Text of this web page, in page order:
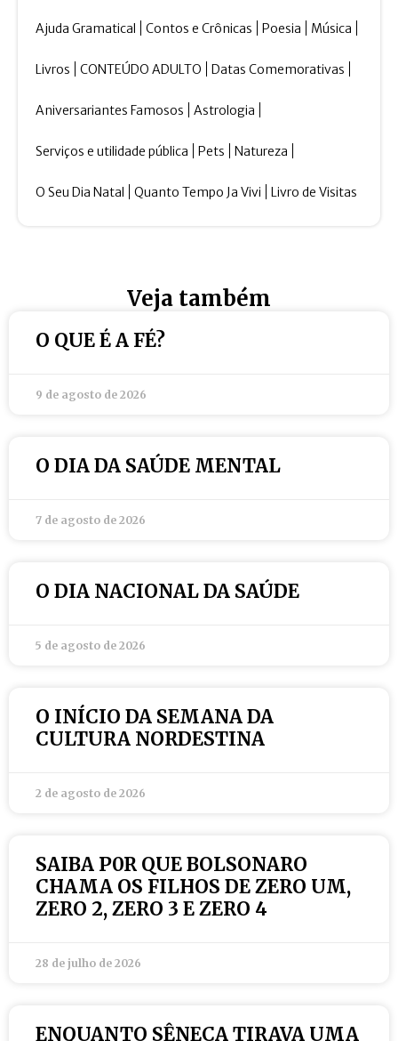
Ajuda Gramatical Contos e Crônicas Poesia Música
Livros CONTEÚDO ADULTO Datas Comemorativas
Aniversariantes Famosos Astrologia
Serviços e utilidade pública Pets Natureza
O Seu Dia Natal Quanto Tempo Ja Vivi Livro de Visitas
Veja também
O QUE É A FÉ?
9 de agosto de 2026
O DIA DA SAÚDE MENTAL
7 de agosto de 2026
O DIA NACIONAL DA SAÚDE
5 de agosto de 2026
O INÍCIO DA SEMANA DA
CULTURA NORDESTINA
2 de agosto de 2026
SAIBA P0R QUE BOLSONARO
CHAMA OS FILHOS DE ZERO UM,
ZERO 2, ZERO 3 E ZERO 4
28 de julho de 2026
ENQUANTO SÊNECA TIRAVA UMA